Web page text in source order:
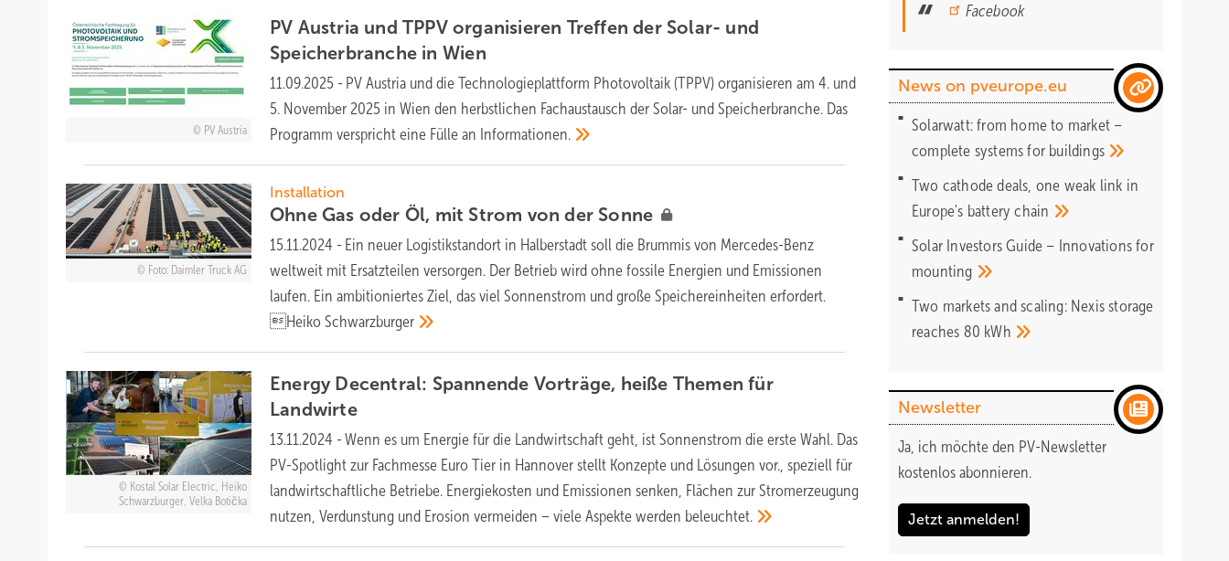
PV Austria
PV Austria und TPPV organisieren Treffen der Solar- und
Speicherbranche in Wien
11.09.2025 - PV Austria und die Technologieplattform Photovoltaik (TPPV) organisieren am 4. und
5. November 2025 in Wien den herbstlichen Fachaustausch der Solar- und Speicherbranche. Das
Programm verspricht eine Fülle an Informationen.
Foto: Daimler Truck AG
Installation
Ohne Gas oder Öl, mit Strom von der Sonne
15.11.2024 - Ein neuer Logistikstandort in Halberstadt soll die Brummis von Mercedes-Benz
weltweit mit Ersatzteilen versorgen. Der Betrieb wird ohne fossile Energien und Emissionen
laufen. Ein ambitioniertes Ziel, das viel Sonnenstrom und große Speichereinheiten erfordert.
HeikoSchwarzburger
Kostal Solar Electric, Heiko
Schwarzburger, Velka Botička
Energy Decentral: Spannende Vorträge, heiße Themen für
Landwirte
13.11.2024 - Wenn es um Energie für die Landwirtschaft geht, ist Sonnenstrom die erste Wahl. Das
PV-Spotlight zur Fachmesse Euro Tier in Hannover stellt Konzepte und Lösungen vor., speziell für
landwirtschaftliche Betriebe. Energiekosten und Emissionen senken, Flächen zur Stromerzeugung
nutzen, Verdunstung und Erosion vermeiden – viele Aspekte werden beleuchtet.
Facebook
News on pveurope.eu
Solarwatt: from home to market –
complete systems for buildings
Two cathode deals, one weak link in
Europe's batterychain
Solar Investors Guide – Innovations for
mounting
Two markets and scaling: Nexis storage
reaches 80 kWh
Newsletter
Ja, ich möchte den PV-Newsletter
kostenlos abonnieren.
Jetzt anmelden!